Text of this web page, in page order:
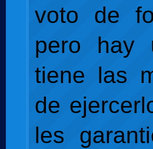
voto de
pero hay
tiene las
de
les